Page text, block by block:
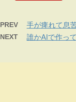
PREV 手が痺れて息
NEXT 誰かAIで作っ